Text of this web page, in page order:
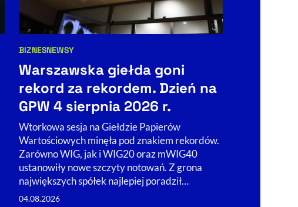
Kategorie artykułu:
BIZNESNEWSY
Warszawska giełda goni
rekord za rekordem. Dzień na
GPW 4 sierpnia 2026 r.
Wtorkowa sesja na Giełdzie Papierów
Wartościowych minęła pod znakiem rekordów.
Zarówno WIG, jak i WIG20 oraz mWIG40
ustanowiły nowe szczyty notowań. Z grona
największych spółek najlepiej poradził…
04.08.2026